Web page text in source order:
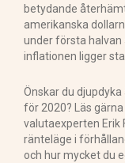
betydande
amerikanska
under första halvan
inflationen ligger
Önskar du
för 2020? Läs
valutaexperten Erik
ränteläge i
och hur mycket du